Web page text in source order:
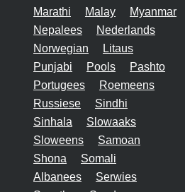
Marathi
Malay
Myanmar
Nepalees
Nederlands
Norwegian
Litaus
Punjabi
Pools
Pashto
Portugees
Roemeens
Russiese
Sindhi
Sinhala
Slowaaks
Sloweens
Samoan
Shona
Somali
Albanees
Serwies